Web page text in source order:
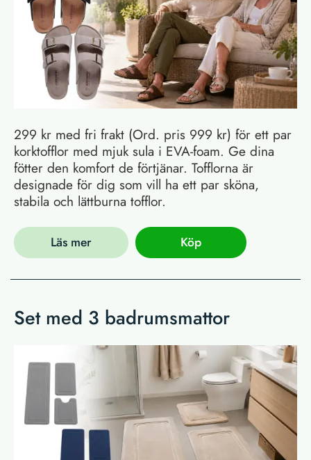
299 kr med fri frakt (Ord. pris 999 kr) för ett par
korktofflor med mjuk sula i EVA-foam. Ge dina
fötter den komfort de förtjänar. Tofflorna är
designade för dig som vill ha ett par sköna,
stabila och lättburna tofflor.
Läs mer Köp
Set med 3 badrumsmattor